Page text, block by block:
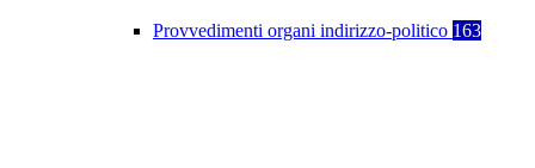
Provvedimenti organi indirizzo-politico 163